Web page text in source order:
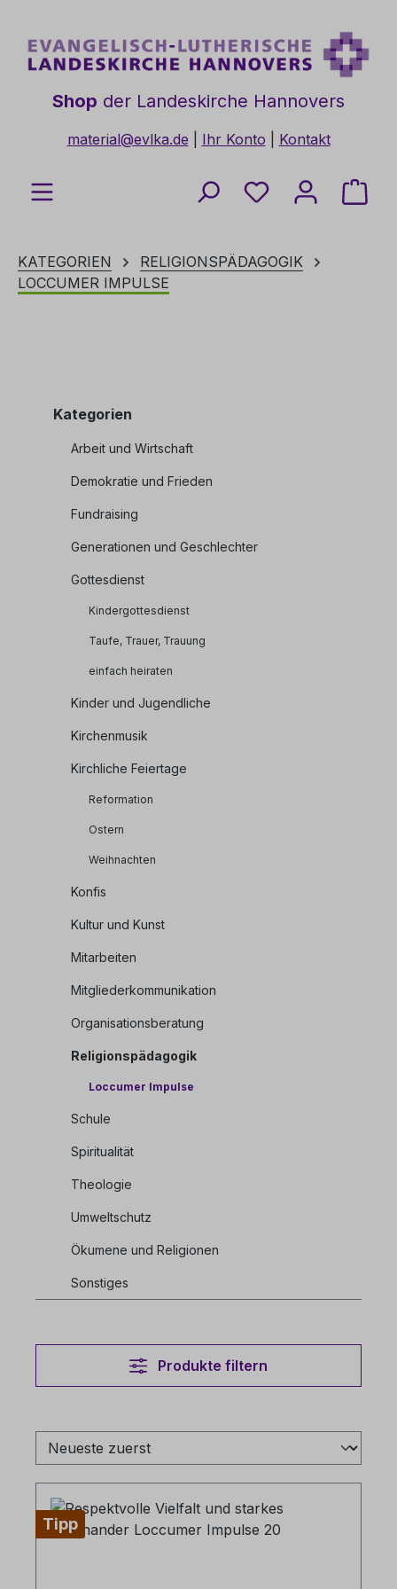
Shop der Landeskirche Hannovers
material@evlka.de Ihr Konto Kontakt
Du hast 0
KATEGORIEN
RELIGIONSPÄDAGOGIK
LOCCUMER IMPULSE
Kategorien
Arbeit und Wirtschaft
Demokratie und Frieden
Fundraising
Generationen und Geschlechter
Gottesdienst
Kindergottesdienst
Taufe, Trauer, Trauung
einfach heiraten
Kinder und Jugendliche
Kirchenmusik
Kirchliche Feiertage
Reformation
Ostern
Weihnachten
Konfis
Kultur und Kunst
Mitarbeiten
Mitgliederkommunikation
Organisationsberatung
Religionspädagogik
Loccumer Impulse
Schule
Spiritualität
Theologie
Umweltschutz
Ökumene und Religionen
Sonstiges
Produkte filtern
Tipp